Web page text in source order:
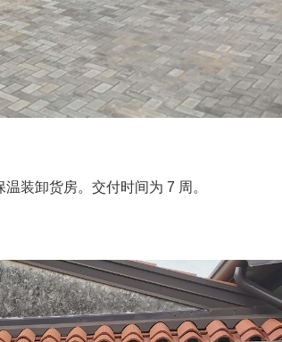
装卸货房。交付时间为 7 周。